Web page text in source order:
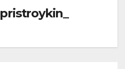
pristroykin_